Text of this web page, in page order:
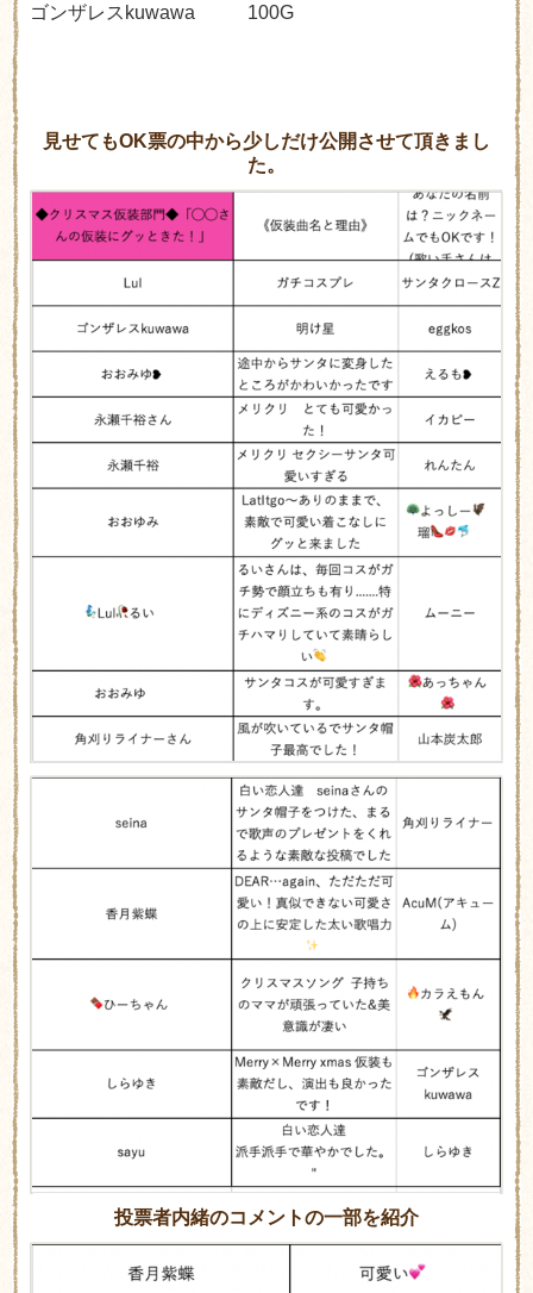
ゴンザレス kuwawa 100G
見せてもOK票の中から少しだけ公開させて頂きまし
た。
投票者内緒のコメントの一部を紹介